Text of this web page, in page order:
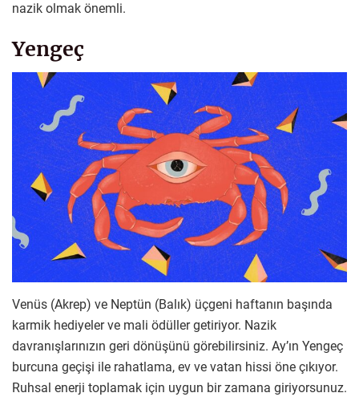
nazik olmak önemli.
Yengeç
Venüs (Akrep) ve Neptün (Balık) üçgeni haftanın başında
karmik hediyeler ve mali ödüller getiriyor. Nazik
davranışlarınızın geri dönüşünü görebilirsiniz. Ay’ın Yengeç
burcuna geçişi ile rahatlama, ev ve vatan hissi öne çıkıyor.
Ruhsal enerji toplamak için uygun bir zamana giriyorsunuz.